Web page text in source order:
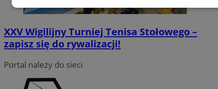
XXV Wigilijny Turniej Tenisa Stołowego –
zapisz się do rywalizacji!
Portal należy do sieci
Niezbędne Wydajność Targetowanie
Funkcjonalność